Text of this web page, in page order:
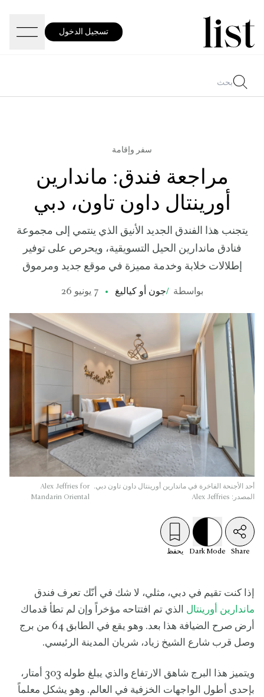
تسجيل الدخول
سفر وإقامة
مراجعة فندق: ماندارين
أورينتال داون تاون، دبي
يتجنب هذا الفندق الجديد الأنيق الذي ينتمي إلى مجموعة
فنادق ماندارين الحيل التسويقية، ويحرص على توفير
إطلالات خلابة وخدمة مميزة في موقع جديد ومرموق
بواسطة /جون أو كياليغ 7 يونيو 26
أحد الأجنحة الفاخرة في ماندارين أورينتال داون تاون دبي.
المصدر: Alex Jeffries
Alex Jeffries for
Mandarin Oriental
Share
Dark Mode يحفظ
إذا كنت تقيم في دبي، مثلي، لا شك في أنّك تعرف فندق
ماندارين أورينتال الذي تم افتتاحه مؤخراً وإن لم تطأ قدماك
أرض صرح الضيافة هذا بعد. وهو يقع في الطابق 64 من برج
وصل قرب شارع الشيخ زياد، شريان المدينة الرئيسي.
ويتميز هذا البرج شاهق الارتفاع والذي يبلغ طوله 303 أمتار،
بإحدى أطول الواجهات الخزفية في العالم. وهو يشكل معلماً